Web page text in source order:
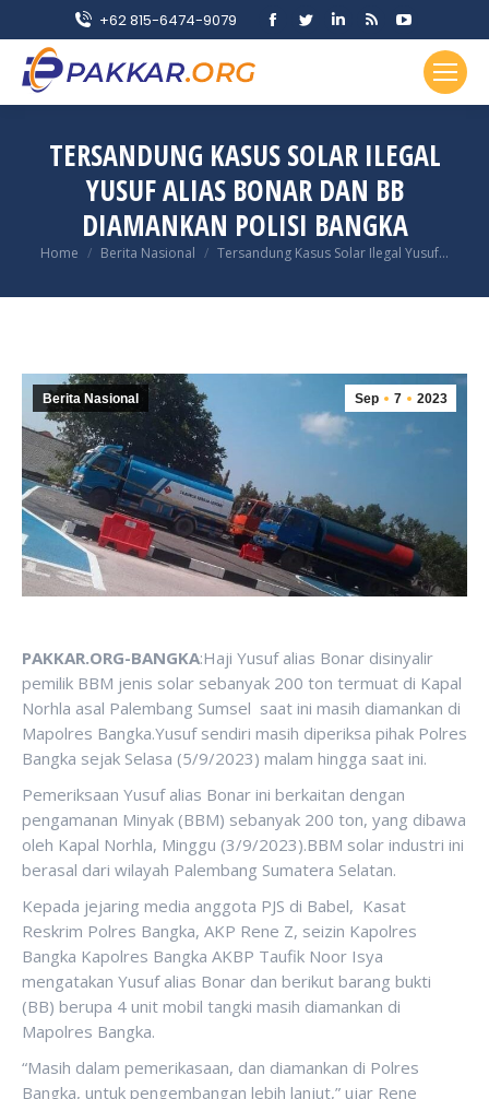
+62 815-6474-9079
Facebook
in
window
Twitter
in
window
Linkedin
in
window
Rss
opens
in
window
YouTube
page
opens
in
window
TERSANDUNG KASUS SOLAR ILEGAL
YUSUF ALIAS BONAR DAN BB
DIAMANKAN POLISI BANGKA
You are here:
Home Berita Nasional Tersandung Kasus Solar Ilegal Yusuf…
Sep 7 2023
Berita Nasional
PAKKAR.ORG-BANGKA:Haji Yusuf alias Bonar disinyalir
pemilik BBM jenis solar sebanyak 200 ton termuat di Kapal
Norhla asal Palembang Sumsel saat ini masih diamankan di
Mapolres Bangka.Yusuf sendiri masih diperiksa pihak Polres
Bangka sejak Selasa (5/9/2023) malam hingga saat ini.
Pemeriksaan Yusuf alias Bonar ini berkaitan dengan
pengamanan Minyak (BBM) sebanyak 200 ton, yang dibawa
oleh Kapal Norhla, Minggu (3/9/2023).BBM solar industri ini
berasal dari wilayah Palembang Sumatera Selatan.
Kepada jejaring media anggota PJS di Babel, Kasat
Reskrim Polres Bangka, AKP Rene Z, seizin Kapolres
Bangka Kapolres Bangka AKBP Taufik Noor Isya
mengatakan Yusuf alias Bonar dan berikut barang bukti
(BB) berupa 4 unit mobil tangki masih diamankan di
Mapolres Bangka.
“Masih dalam pemerikasaan, dan diamankan di Polres
Bangka, untuk pengembangan lebih lanjut,” ujar Rene